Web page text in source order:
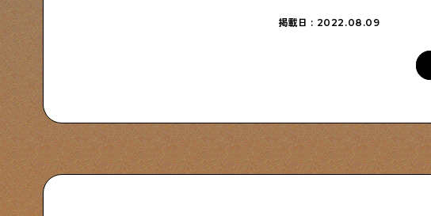
掲載日 : 2022.08.09